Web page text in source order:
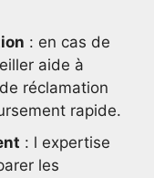
: en cas de
aide à
réclamation
rapide.
: l expertise
les